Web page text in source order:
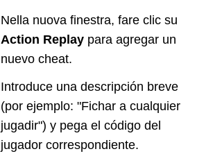
Nella nuova finestra, fare clic su
Action Replay para agregar un
nuevo cheat.
Introduce una descripción breve
(por ejemplo: "Fichar a cualquier
jugadir") y pega el código del
jugador correspondiente.